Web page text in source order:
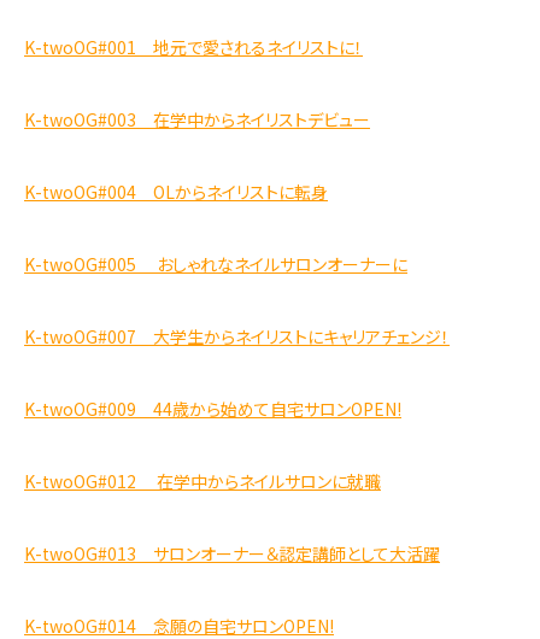
K-twoOG#001 地元で愛されるネイリストに！
K-twoOG#003 在学中からネイリストデビュー
K-twoOG#004 OLからネイリストに転身
K-twoOG#005 おしゃれなネイルサロンオーナーに
K-twoOG#007 大学生からネイリストにキャリアチェンジ！
K-twoOG#009 44歳から始めて自宅サロンOPEN!
K-twoOG#012 在学中からネイルサロンに就職
K-twoOG#013 サロンオーナー＆認定講師として大活躍
K-twoOG#014 念願の自宅サロンOPEN!